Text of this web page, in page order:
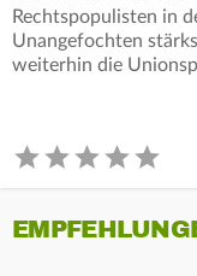
Rechtspopulisten in
Unangefochten
weiterhin die